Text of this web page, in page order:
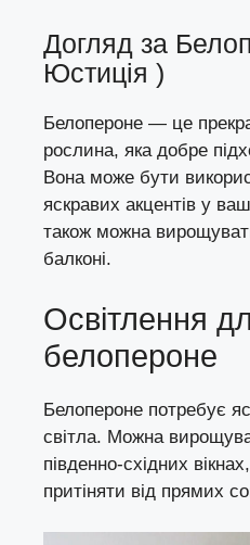
Догляд за
Юстиція )
Белопероне — це
рослина, яка добре
Вона може бути
яскравих акцентів у
також можна
балконі.
Освітлення
белопероне
Белопероне потребує
світла. Можна
південно-східних
притіняти від прямих